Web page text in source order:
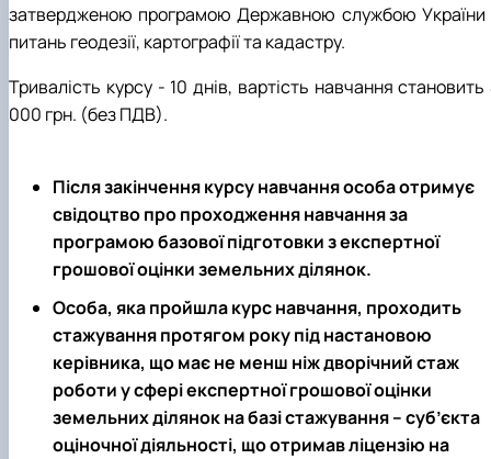
затвердженою програмою Державною службою України
питань геодезії, картографії та кадастру.
Тривалість курсу - 10 днів, вартість навчання становить
000 грн. (без ПДВ).
Після закінчення курсу навчання особа отримує
свідоцтво про проходження навчання за
програмою базової підготовки з експертної
грошової оцінки земельних ділянок.
Особа, яка пройшла курс навчання, проходить
стажування протягом року під настановою
керівника, що має не менш ніж дворічний стаж
роботи у сфері експертної грошової оцінки
земельних ділянок на базі стажування – суб’єкта
оціночної діяльності, що отримав ліцензію на